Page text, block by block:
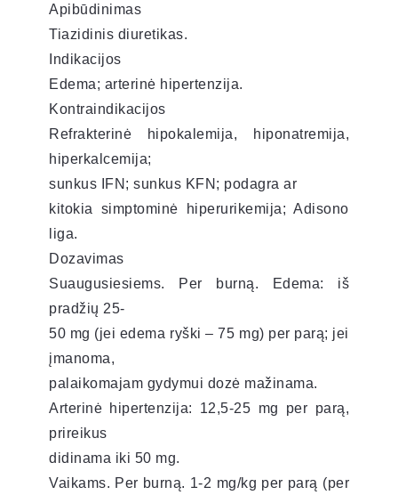
Apibūdinimas
Tiazidinis diuretikas.
Indikacijos
Edema; arterinė hipertenzija.
Kontraindikacijos
Refrakterinė hipokalemija, hiponatremija,
hiperkalcemija;
sunkus IFN; sunkus KFN; podagra ar
kitokia simptominė hiperurikemija; Adisono
liga.
Dozavimas
Suaugusiesiems. Per burną. Edema: iš
pradžių 25-
50 mg (jei edema ryški – 75 mg) per parą; jei
įmanoma,
palaikomajam gydymui dozė mažinama.
Arterinė hipertenzija: 12,5-25 mg per parą,
prireikus
didinama iki 50 mg.
Vaikams. Per burną. 1-2 mg/kg per parą (per